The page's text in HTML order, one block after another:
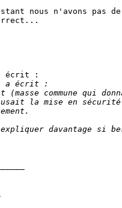
nous n'avons pas de
écrit :